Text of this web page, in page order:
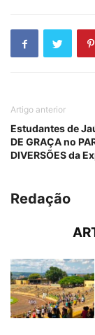
Artigo anterior
Estudantes de
DE GRAÇA no
DIVERSÕES da
Redação